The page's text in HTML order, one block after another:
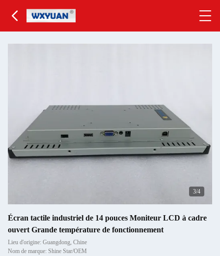
3/4
Écran tactile industriel de 14 pouces Moniteur LCD à cadre
ouvert Grande température de fonctionnement
Lieu d'origine: Guangdong, Chine
Nom de marque: Shine Star/OEM